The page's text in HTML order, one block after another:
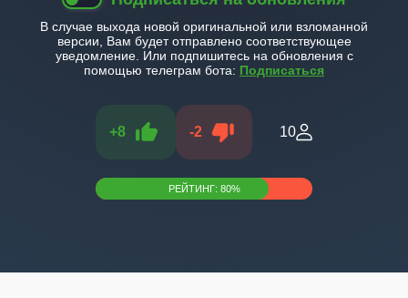
В случае выхода новой оригинальной или взломанной
версии, Вам будет отправлено соответствующее
уведомление. Или подпишитесь на обновления с
помощью телеграм бота: Подписаться
+8 -2 10
РЕЙТИНГ: 80%